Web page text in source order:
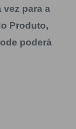
vez para a
Produto,
poderá